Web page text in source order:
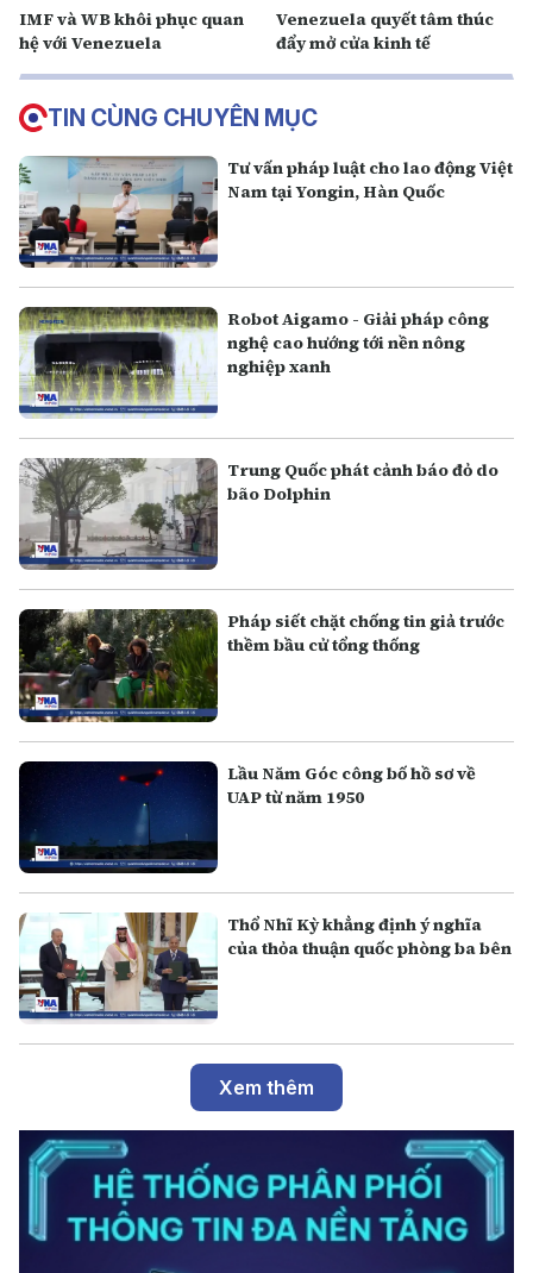
IMF và WB khôi phục quan
hệ với Venezuela
Venezuela quyết tâm thúc
đẩy mở cửa kinh tế
TIN CÙNG CHUYÊN MỤC
Tư vấn pháp luật cho lao động Việt
Nam tại Yongin, Hàn Quốc
Robot Aigamo - Giải pháp công
nghệ cao hướng tới nền nông
nghiệp xanh
Trung Quốc phát cảnh báo đỏ do
bão Dolphin
Pháp siết chặt chống tin giả trước
thềm bầu cử tổng thống
Lầu Năm Góc công bố hồ sơ về
UAP từ năm 1950
Thổ Nhĩ Kỳ khẳng định ý nghĩa
của thỏa thuận quốc phòng ba bên
Xem thêm